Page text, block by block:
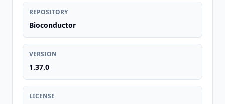
REPOSITORY
Bioconductor
VERSION
1.37.0
LICENSE